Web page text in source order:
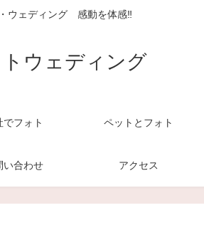
ウェディング 感動を体感‼
ウェディング
でフォト ペットとフォト
い合わせ アクセス